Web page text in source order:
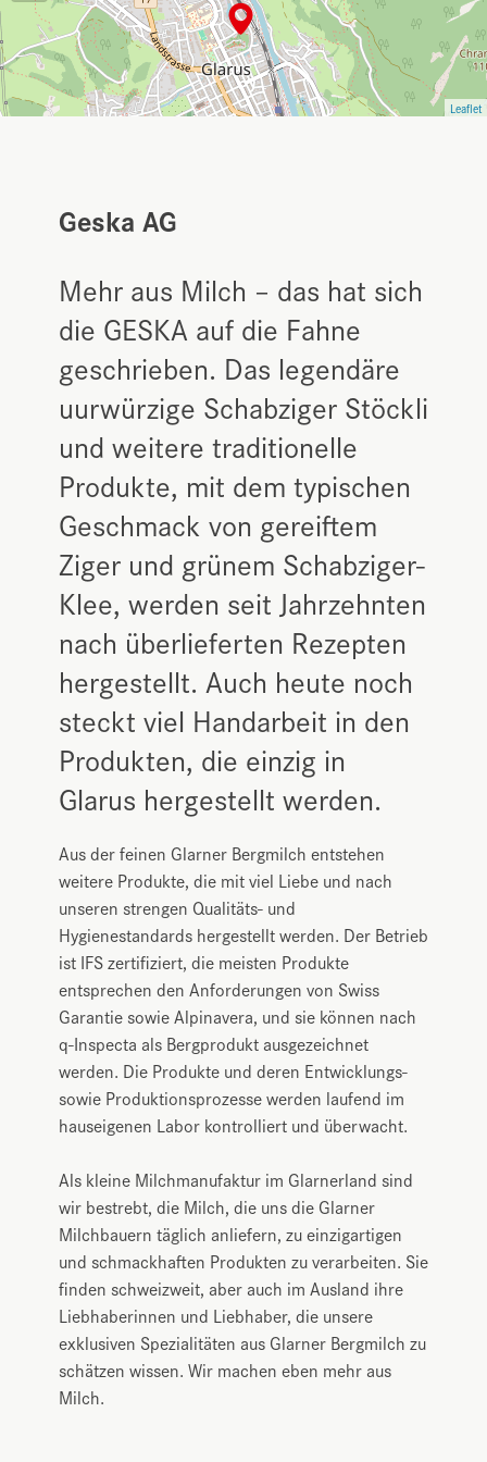
Leaflet
Geska AG
Mehr aus Milch – das hat sich
die GESKA auf die Fahne
geschrieben. Das legendäre
uurwürzige Schabziger Stöckli
und weitere traditionelle
Produkte, mit dem typischen
Geschmack von gereiftem
Ziger und grünem Schabziger-
Klee, werden seit Jahrzehnten
nach überlieferten Rezepten
hergestellt. Auch heute noch
steckt viel Handarbeit in den
Produkten, die einzig in
Glarus hergestellt werden.
Aus der feinen Glarner Bergmilch entstehen
weitere Produkte, die mit viel Liebe und nach
unseren strengen Qualitäts- und
Hygienestandards hergestellt werden. Der Betrieb
ist IFS zertifiziert, die meisten Produkte
entsprechen den Anforderungen von Swiss
Garantie sowie Alpinavera, und sie können nach
q-Inspecta als Bergprodukt ausgezeichnet
werden. Die Produkte und deren Entwicklungs-
sowie Produktionsprozesse werden laufend im
hauseigenen Labor kontrolliert und überwacht.
Als kleine Milchmanufaktur im Glarnerland sind
wir bestrebt, die Milch, die uns die Glarner
Milchbauern täglich anliefern, zu einzigartigen
und schmackhaften Produkten zu verarbeiten. Sie
finden schweizweit, aber auch im Ausland ihre
Liebhaberinnen und Liebhaber, die unsere
exklusiven Spezialitäten aus Glarner Bergmilch zu
schätzen wissen. Wir machen eben mehr aus
Milch.